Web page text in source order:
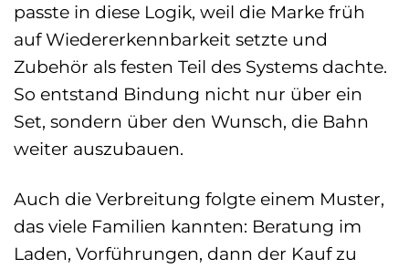
passte in diese Logik, weil die Marke früh
auf Wiedererkennbarkeit setzte und
Zubehör als festen Teil des Systems dachte.
So entstand Bindung nicht nur über ein
Set, sondern über den Wunsch, die Bahn
weiter auszubauen.
Auch die Verbreitung folgte einem Muster,
das viele Familien kannten: Beratung im
Laden, Vorführungen, dann der Kauf zu